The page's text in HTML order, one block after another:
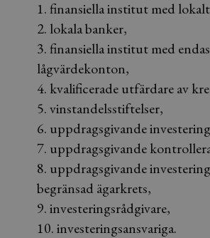
1. finansiella institut med
2. lokala banker,
3. finansiella institut med
lågvärdekonton,
4. kvalificerade utfärdare av
5. vinstandelsstiftelser,
6. uppdragsgivande
7. uppdragsgivande
8. uppdragsgivande
begränsad ägarkrets,
9. investeringsrådgivare,
10. investeringsansvariga.